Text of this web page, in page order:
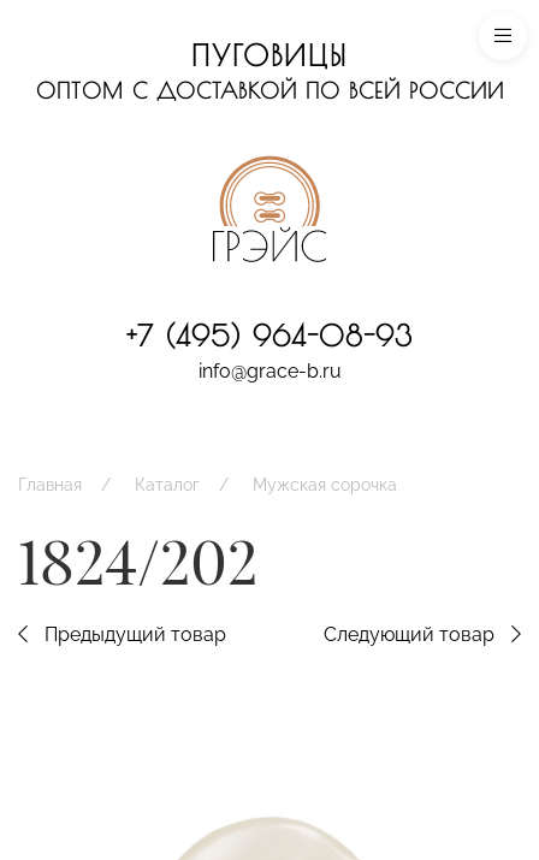
ПУГОВИЦЫ
ОПТОМ С ДОСТАВКОЙ ПО ВСЕЙ РОССИИ
+7 (495) 964-08-93
info@grace-b.ru
Главная Каталог Мужская сорочка
1824/202
Предыдущий товар Следующий товар